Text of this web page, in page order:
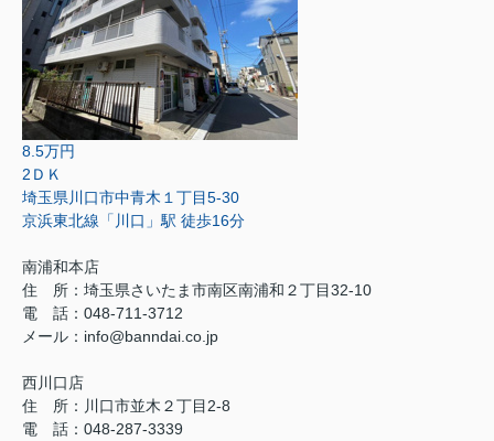
8.5万円
2ＤＫ
埼玉県川口市中青木１丁目5-30
京浜東北線「川口」駅 徒歩16分
南浦和本店
住 所： 埼玉県さいたま市南区南浦和２丁目32-10
電 話：048-711-3712
メール： info@banndai.co.jp
西川口店
住 所： 川口市並木２丁目2-8
電 話：048-287-3339